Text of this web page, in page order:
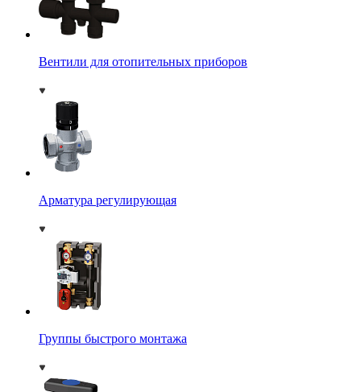
Вентили для отопительных приборов
Арматура регулирующая
Группы быстрого монтажа